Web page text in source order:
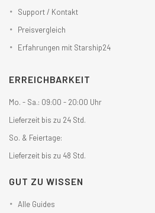
Support / Kontakt
Preisvergleich
Erfahrungen mit Starship24
ERREICHBARKEIT
Mo. - Sa.: 09:00 - 20:00 Uhr
Lieferzeit bis zu 24 Std.
So. & Feiertage:
Lieferzeit bis zu 48 Std.
GUT ZU WISSEN
Alle Guides